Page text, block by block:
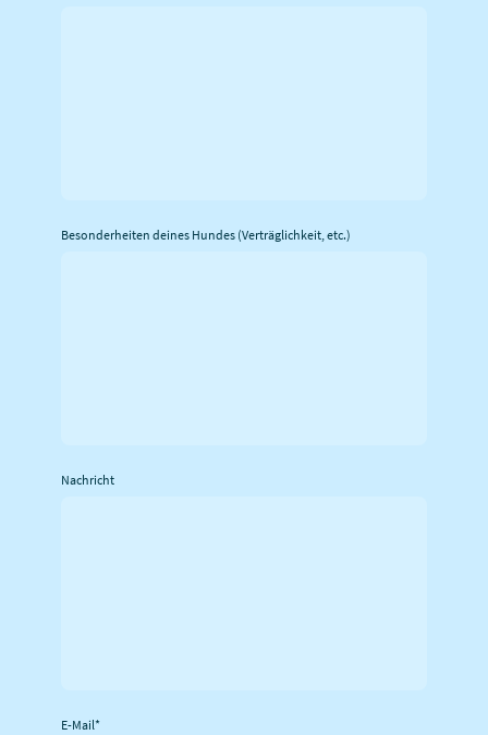
Besonderheiten deines Hundes (Verträglichkeit, etc.)
Nachricht
E-Mail*